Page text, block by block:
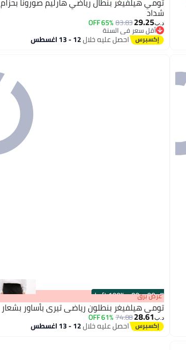
شداد
د.ب‏29.25
83.83
65% OFF
أقل سعر في السنة
أقل سعر في السنة
احصل عليه خلال12 - 13 اغسطس
00m:00s
·
100% Left عرض برق
تومي هيلفيغر بنطلون رياضي تيري بأساور بشعار
د.ب‏28.61
74.88
61% OFF
احصل عليه خلال12 - 13 اغسطس